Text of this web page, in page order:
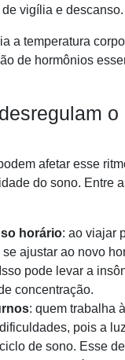
vigília e descanso.
a temperatura
de hormônios
o
afetar esse
do sono. Entre
horário: ao viajar
ajustar ao novo
pode levar a
concentração.
: quem trabalha
pois a
de sono. Esse